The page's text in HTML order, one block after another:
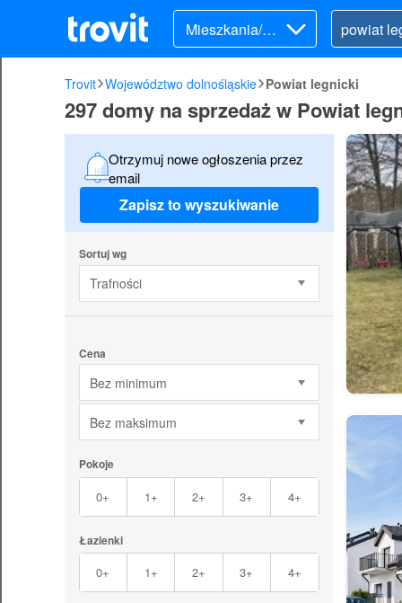
Mieszkania/Do
my (sprzedaż)
Trovit Województwo dolnośląskie Powiat legnicki
297 domy na sprzedaż w Powiat
Otrzymuj nowe ogłoszenia przez
email
Zapisz to wyszukiwanie
Sortuj wg
Trafności
Cena
Bez minimum
Bez maksimum
Pokoje
0+ 1+ 2+ 3+ 4+
Łazienki
0+ 1+ 2+ 3+ 4+